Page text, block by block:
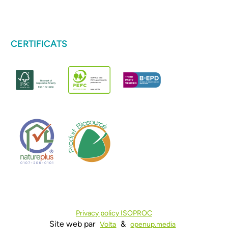
CERTIFICATS
Privacy policy ISOPROC
Site web par Volta & openup.media